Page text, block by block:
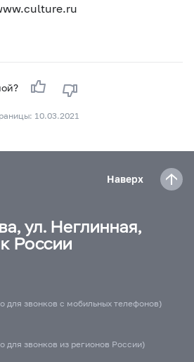
10.03.2021
Наверх
ул. Неглинная,
России
для звонков с мобильных телефонов)
для звонков из регионов России)